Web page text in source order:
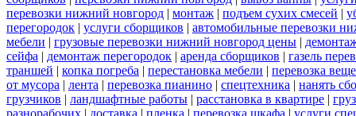
перевозки нижний новгород | монтаж | подъем сухих смесей |
перегородок | услуги сборщиков | автомобильные перевозки
мебели | грузовые перевозки нижний новгород цены |
сейфа | демонтаж перегородок | аренда сборщиков | газель
траншей | копка погреба | перестановка мебели | перевозка
от мусора | лента | перевозка пианино | спецтехника | нанять
грузчиков | ландшафтные работы | расстановка в квартире |